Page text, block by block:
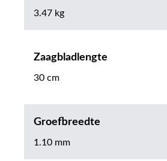
3.47 kg
Zaagbladlengte
30 cm
Groefbreedte
1.10 mm